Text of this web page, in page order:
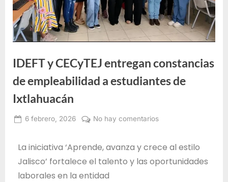
a
c
i
n
p
a
l
T
IDEFT y CECyTEJ entregan constancias
de empleabilidad a estudiantes de
Ixtlahuacán
6 febrero, 2026
Santos
Jiménez
No hay comentarios
La iniciativa ‘Aprende, avanza y crece al estilo
Jalisco’ fortalece el talento y las oportunidades
laborales en la entidad